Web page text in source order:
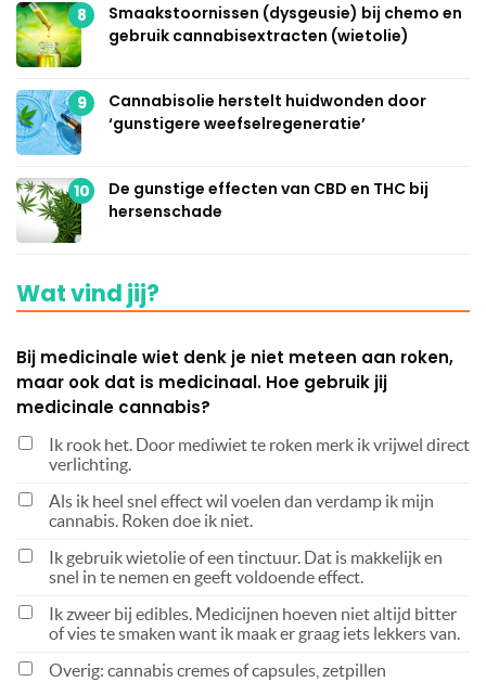
8
Smaakstoornissen (dysgeusie) bij chemo en
gebruik cannabisextracten (wietolie)
9
Cannabisolie herstelt huidwonden door
‘gunstigere weefselregeneratie’
10
De gunstige effecten van CBD en THC bij
hersenschade
Wat vind jij?
Bij medicinale wiet denk je niet meteen aan roken,
maar ook dat is medicinaal. Hoe gebruik jij
medicinale cannabis?
Ik rook het. Door mediwiet te roken merk ik vrijwel direct
verlichting.
Als ik heel snel effect wil voelen dan verdamp ik mijn
cannabis. Roken doe ik niet.
Ik gebruik wietolie of een tinctuur. Dat is makkelijk en
snel in te nemen en geeft voldoende effect.
Ik zweer bij edibles. Medicijnen hoeven niet altijd bitter
of vies te smaken want ik maak er graag iets lekkers van.
Overig: cannabis cremes of capsules, zetpillen